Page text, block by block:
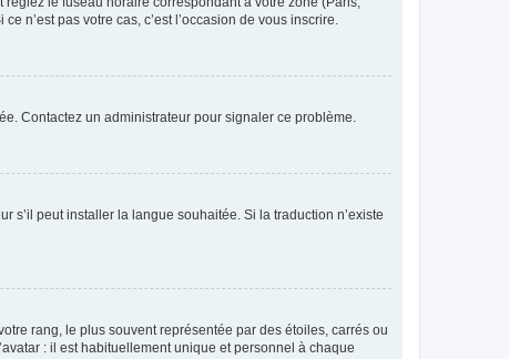
n’est pas votre cas, c’est l’occasion de vous inscrire.
Contactez un administrateur pour signaler ce problème.
s’il peut installer la langue souhaitée. Si la traduction n’existe
rang, le plus souvent représentée par des étoiles, carrés ou
: il est habituellement unique et personnel à chaque